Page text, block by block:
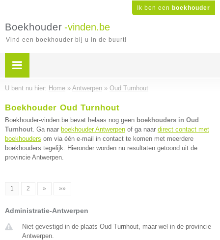
Ik ben een boekhouder
Boekhouder -vinden.be
Vind een boekhouder bij u in de buurt!
U bent nu hier: Home » Antwerpen » Oud Turnhout
Boekhouder Oud Turnhout
Boekhouder-vinden.be bevat helaas nog geen boekhouders in Oud
Turnhout. Ga naar boekhouder Antwerpen of ga naar direct contact met
boekhouders om via één e-mail in contact te komen met meerdere
boekhouders tegelijk. Hieronder worden nu resultaten getoond uit de
provincie Antwerpen.
1 2 » »»
Administratie-Antwerpen
Niet gevestigd in de plaats Oud Turnhout, maar wel in de provincie
Antwerpen.